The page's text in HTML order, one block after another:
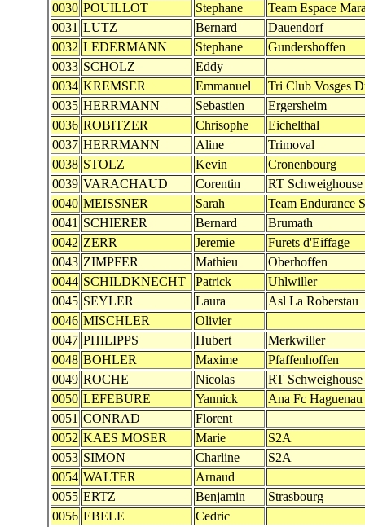
0030 POUILLOT Stephane
Team Espace
0031 LUTZ Bernard
Dauendorf
0032 LEDERMANN Stephane
Gundershoffen
0033 SCHOLZ
Eddy
0034 KREMSER Emmanuel
Tri Club Vosges
0035 HERRMANN Sebastien
Ergersheim
0036 ROBITZER Chrisophe
Eichelthal
0037 HERRMANN Aline
Trimoval
0038 STOLZ Kevin
Cronenbourg
0039 VARACHAUD Corentin
RT Schweighouse
0040 MEISSNER Sarah
Team Endurance
0041 SCHIERER Bernard
Brumath
0042 ZERR Jeremie
Furets d'Eiffage
0043 ZIMPFER Mathieu
Oberhoffen
0044 SCHILDKNECHT Patrick
Uhlwiller
0045 SEYLER Laura
Asl La Roberstau
0046 MISCHLER
Olivier
0047 PHILIPPS Hubert
Merkwiller
0048 BOHLER Maxime
Pfaffenhoffen
0049 ROCHE Nicolas
RT Schweighouse
0050 LEFEBURE Yannick
Ana Fc Haguenau
0051 CONRAD
Florent
0052 KAES MOSER Marie
S2A
0053 SIMON Charline
S2A
0054 WALTER
Arnaud
0055 ERTZ Benjamin
Strasbourg
0056 EBELE
Cedric